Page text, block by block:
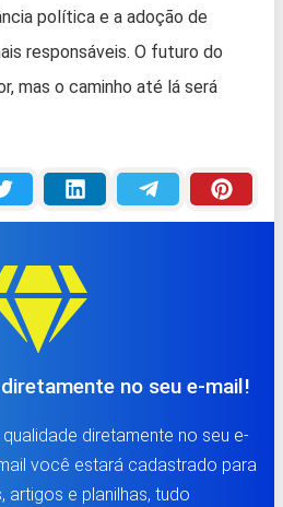
política e a adoção de
responsáveis. O futuro do
mas o caminho até lá será
no seu e-mail!
diretamente no seu e-
você estará cadastrado para
artigos e planilhas, tudo